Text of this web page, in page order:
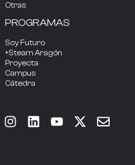
Otras
PROGRAMAS
Soy Futuro
+Steam Aragón
Proyecta
Campus
Cátedra